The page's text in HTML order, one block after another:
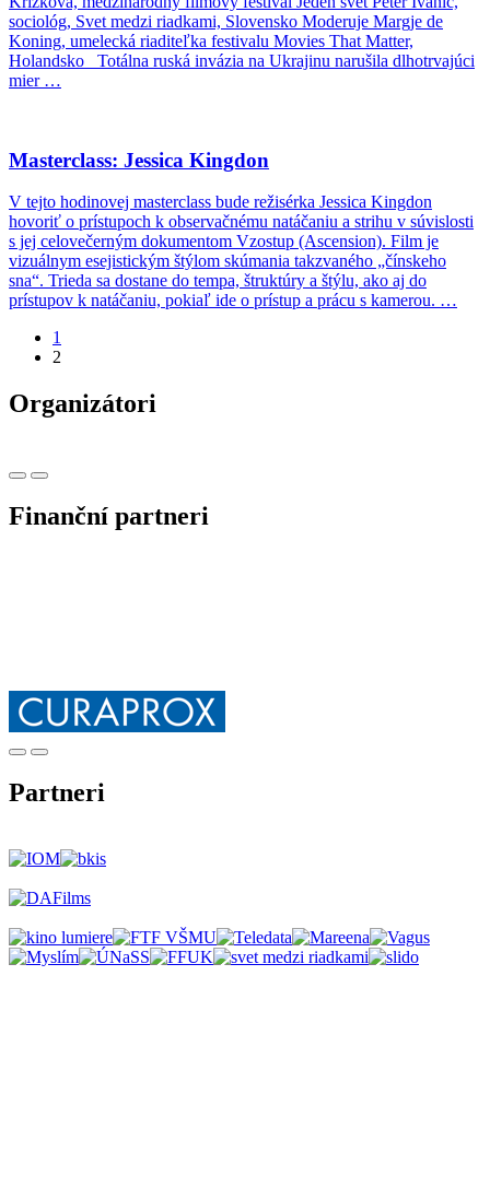
sociológ, Svet medzi riadkami, Slovensko Moderuje Margje de
Koning, umelecká riaditeľka festivalu Movies That Matter,
Holandsko Totálna ruská invázia na Ukrajinu narušila dlhotrvajúci
mier …
Masterclass: Jessica Kingdon
V tejto hodinovej masterclass bude režisérka Jessica Kingdon
hovoriť o prístupoch k observačnému natáčaniu a strihu v súvislosti
s jej celovečerným dokumentom Vzostup (Ascension). Film je
vizuálnym esejistickým štýlom skúmania takzvaného „čínskeho
sna“. Trieda sa dostane do tempa, štruktúry a štýlu, ako aj do
prístupov k natáčaniu, pokiaľ ide o prístup a prácu s kamerou. …
1
2
Organizátori
Finanční partneri
Partneri